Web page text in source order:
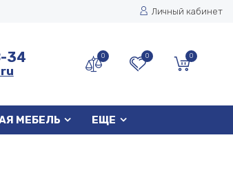
Личный кабинет
34 0 0 0
МЕБЕЛЬ ЕЩЕ